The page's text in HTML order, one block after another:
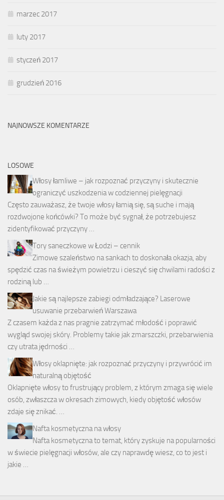
marzec 2017
luty 2017
styczeń 2017
grudzień 2016
NAJNOWSZE KOMENTARZE
LOSOWE
Włosy łamliwe – jak rozpoznać przyczyny i skutecznie
ograniczyć uszkodzenia w codziennej pielęgnacji
Często zauważasz, że twoje włosy łamią się, są suche i mają
rozdwojone końcówki? To może być sygnał, że potrzebujesz
zidentyfikować przyczyny …
Tory saneczkowe w Łodzi – cennik
Zimowe szaleństwo na sankach to doskonała okazja, aby
spędzić czas na świeżym powietrzu i cieszyć się chwilami radości z
rodziną lub …
Jakie są najlepsze zabiegi odmładzające? Laserowe
usuwanie przebarwień Warszawa
Z czasem każda z nas pragnie zatrzymać młodość i poprawić
wygląd swojej skóry. Problemy takie jak zmarszczki, przebarwienia
czy utrata jędrności …
Włosy oklapnięte: jak rozpoznać przyczyny i przywrócić im
naturalną objętość
Oklapnięte włosy to frustrujący problem, z którym zmaga się wiele
osób, zwłaszcza w okresach zimowych, kiedy objętość włosów
zdaje się znikać. …
Nafta kosmetyczna na włosy
Nafta kosmetyczna to temat, który zyskuje na popularności
w świecie pielęgnacji włosów, ale czy naprawdę wiesz, co to jest i
jakie …